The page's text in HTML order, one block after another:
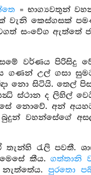
= භාග්‍යවතුන්
කෙස්ගසක්
සංවේග ඇත්තේ
වර්ණය පිරිසිදු
ගණන් උල් ගසා
නො සිටියි. තෙල්
ස්ථාන ද ලිහිල්
නොවේ. අන්
වහන්සේගේ
රැලි පවතී.
මෙසේ කීය.ගත්තානි
නැත්තේය.පුරතො